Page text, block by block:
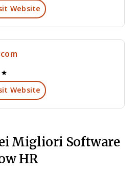
Website
Website
Migliori Software
HR